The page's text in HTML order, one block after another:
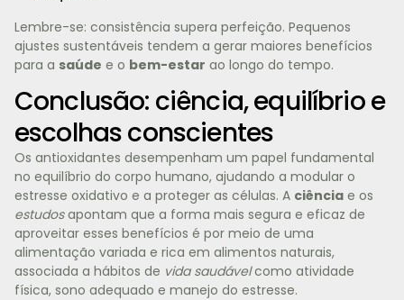
Lembre-se: consistência supera perfeição. Pequenos
ajustes sustentáveis tendem a gerar maiores benefícios
para a saúde e o bem-estar ao longo do tempo.
Conclusão: ciência, equilíbrio e
escolhas conscientes
Os antioxidantes desempenham um papel fundamental
no equilíbrio do corpo humano, ajudando a modular o
estresse oxidativo e a proteger as células. A ciência e os
estudosapontam que a forma mais segura e eficaz de
aproveitar esses benefícios é por meio de uma
alimentação variada e rica em alimentos naturais,
associada a hábitos de vida saudávelcomo atividade
física, sono adequado e manejo do estresse.